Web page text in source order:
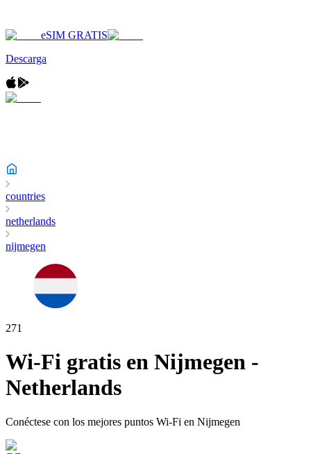
eSIM GRATIS
Descarga
countries
netherlands
nijmegen
271
Wi-Fi gratis en Nijmegen -
Netherlands
Conéctese con los mejores puntos Wi-Fi en Nijmegen